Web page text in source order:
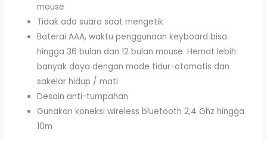
mouse
Tidak ada suara saat mengetik
Baterai AAA, waktu penggunaan keyboard bisa
hingga 36 bulan dan 12 bulan mouse. Hemat lebih
banyak daya dengan mode tidur-otomatis dan
sakelar hidup / mati
Desain anti-tumpahan
Gunakan koneksi wireless bluetooth 2,4 Ghz hingga
10m